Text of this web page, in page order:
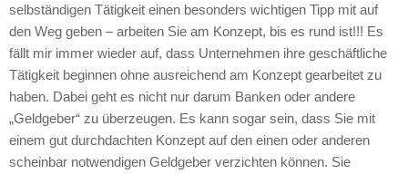
selbständigen Tätigkeit einen besonders wichtigen Tipp mit auf
den Weg geben – arbeiten Sie am Konzept, bis es rund ist!!! Es
fällt mir immer wieder auf, dass Unternehmen ihre geschäftliche
Tätigkeit beginnen ohne ausreichend am Konzept gearbeitet zu
haben. Dabei geht es nicht nur darum Banken oder andere
„Geldgeber“ zu überzeugen. Es kann sogar sein, dass Sie mit
einem gut durchdachten Konzept auf den einen oder anderen
scheinbar notwendigen Geldgeber verzichten können. Sie